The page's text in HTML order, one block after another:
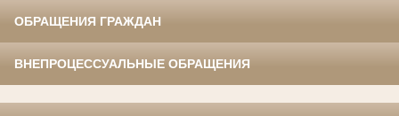
ОБРАЩЕНИЯ ГРАЖДАН
ВНЕПРОЦЕССУАЛЬНЫЕ ОБРАЩЕНИЯ